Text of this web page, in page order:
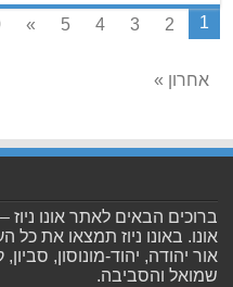
1
2
3
4
5
»
אחרון »
ברוכים הבאים לאתר אונו
אונו. באונו ניוז תמצאו את
אור יהודה, יהוד-מונוסון,
שמואל והסביבה.